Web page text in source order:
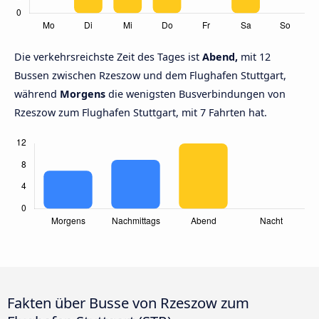
Die verkehrsreichste Zeit des Tages ist Abend, mit 12
Bussen zwischen Rzeszow und dem Flughafen Stuttgart,
während Morgens die wenigsten Busverbindungen von
Rzeszow zum Flughafen Stuttgart, mit 7 Fahrten hat.
Fakten über Busse von Rzeszow zum